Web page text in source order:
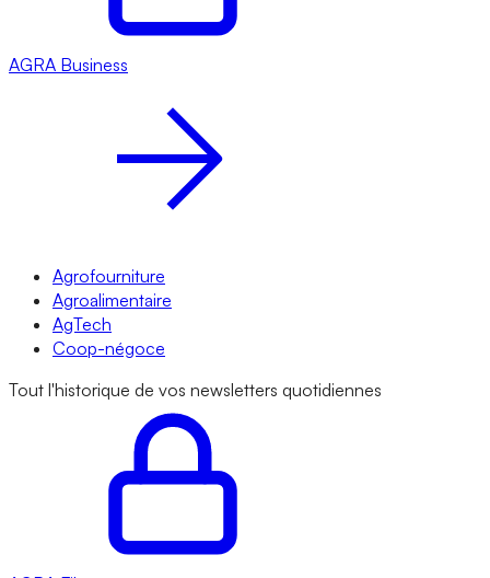
AGRA Business
Agrofourniture
Agroalimentaire
AgTech
Coop-négoce
Tout l'historique de vos newsletters quotidiennes